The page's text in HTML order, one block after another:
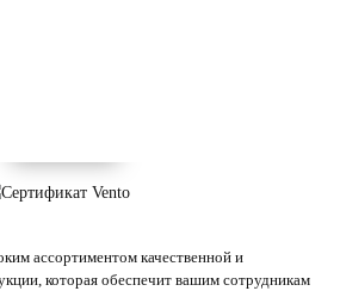
ассортиментом качественной и
которая обеспечит вашим сотрудникам